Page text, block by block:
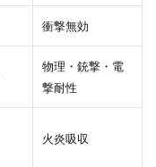
衝撃無効
物理・銃撃・電
撃耐性
火炎吸収